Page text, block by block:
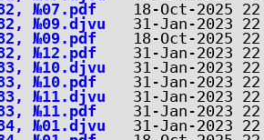
№07.pdf
№09.djvu
№09.pdf
№12.pdf
№10.djvu
№10.pdf
№11.djvu
№11.pdf
№01.djvu